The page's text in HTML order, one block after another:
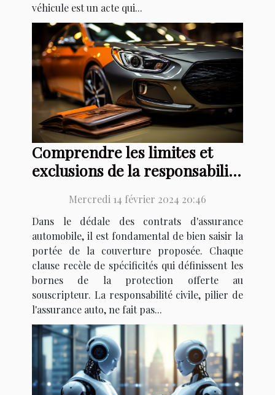
véhicule est un acte qui...
Comprendre les limites et
exclusions de la responsabilité
d'assurance auto
Mercredi 14 février 2024 20:46
Dans le dédale des contrats d'assurance
automobile, il est fondamental de bien saisir la
portée de la couverture proposée. Chaque
clause recèle de spécificités qui définissent les
bornes de la protection offerte au
souscripteur. La responsabilité civile, pilier de
l'assurance auto, ne fait pas...